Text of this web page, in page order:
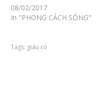
08/02/2017
In "PHONG CÁCH SỐNG"
Tags: giàu có